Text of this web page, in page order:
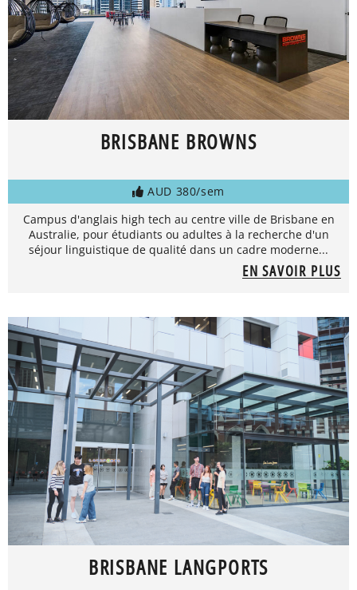
BRISBANE BROWNS
AUD 380/sem
Campus d'anglais high tech au centre ville de Brisbane en
Australie, pour étudiants ou adultes à la recherche d'un
séjour linguistique de qualité dans un cadre moderne...
EN SAVOIR PLUS
BRISBANE LANGPORTS